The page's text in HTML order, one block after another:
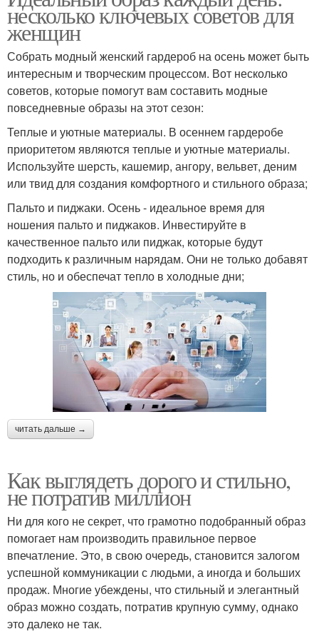
несколько ключевых советов для
женщин
Собрать модный женский гардероб на осень может быть
интересным и творческим процессом. Вот несколько
советов, которые помогут вам составить модные
повседневные образы на этот сезон:
Теплые и уютные материалы. В осеннем гардеробе
приоритетом являются теплые и уютные материалы.
Используйте шерсть, кашемир, ангору, вельвет, деним
или твид для создания комфортного и стильного образа;
Пальто и пиджаки. Осень - идеальное время для
ношения пальто и пиджаков. Инвестируйте в
качественное пальто или пиджак, которые будут
подходить к различным нарядам. Они не только добавят
стиль, но и обеспечат тепло в холодные дни;
читать дальше →
Как выглядеть дорого и стильно,
не потратив миллион
Ни для кого не секрет, что грамотно подобранный образ
помогает нам производить правильное первое
впечатление. Это, в свою очередь, становится залогом
успешной коммуникации с людьми, а иногда и больших
продаж. Многие убеждены, что стильный и элегантный
образ можно создать, потратив крупную сумму, однако
это далеко не так.